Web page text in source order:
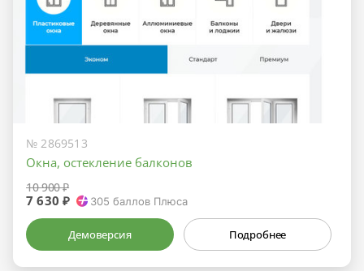
№ 2869513
Окна, остекление балконов
10 900 ₽
7 630 ₽ 305 баллов Плюса
Демоверсия Подробнее